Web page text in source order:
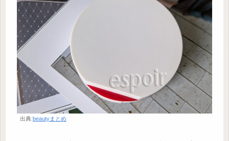
出典:beautyまとめ